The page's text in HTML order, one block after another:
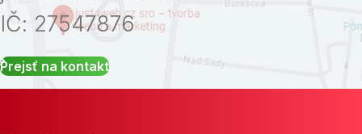
IČ: 27547876
Prejsť na kontakt